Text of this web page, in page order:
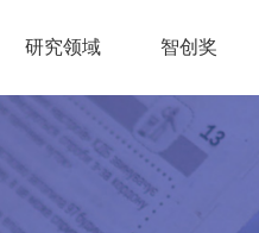
研究领域 智创奖